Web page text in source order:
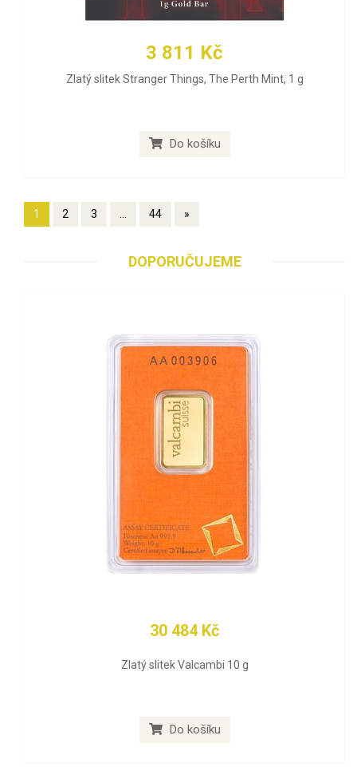
3 811 Kč
Zlatý slitek Stranger Things, The Perth Mint, 1 g
Do košíku
1 2 3 ... 44 »
DOPORUČUJEME
30 484 Kč
Zlatý slitek Valcambi 10 g
Do košíku